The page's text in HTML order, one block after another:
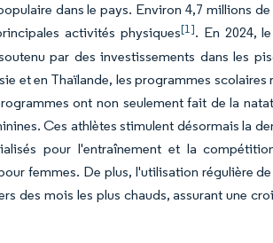
dans le pays. Environ 4,7 millions de
activités physiques[1]. En 2024,
par des investissements dans les
et en Thaïlande, les programmes scolaires
ont non seulement fait de la
Ces athlètes stimulent désormais la
pour l'entraînement et la
femmes. De plus, l'utilisation régulière
des mois les plus chauds, assurant une